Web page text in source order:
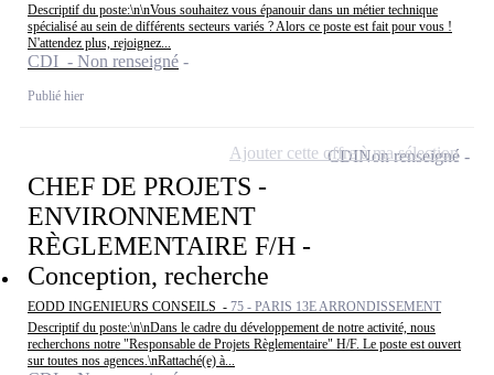
Descriptif du poste:\n\nVous souhaitez vous épanouir dans un métier technique
spécialisé au sein de différents secteurs variés ? Alors ce poste est fait pour vous !
N'attendez plus, rejoignez...
CDI - Non renseigné
Publié hier
CHEF DE PROJETS -
ENVIRONNEMENT
RÈGLEMENTAIRE F/H -
Conception, recherche
EODD INGENIEURS CONSEILS - 75 - PARIS 13E ARRONDISSEMENT
Descriptif du poste:\n\nDans le cadre du développement de notre activité, nous
recherchons notre "Responsable de Projets Règlementaire" H/F. Le poste est ouvert
sur toutes nos agences.\nRattaché(e) à...
CDINon renseigné
Ajouter cette offre à ma sélection